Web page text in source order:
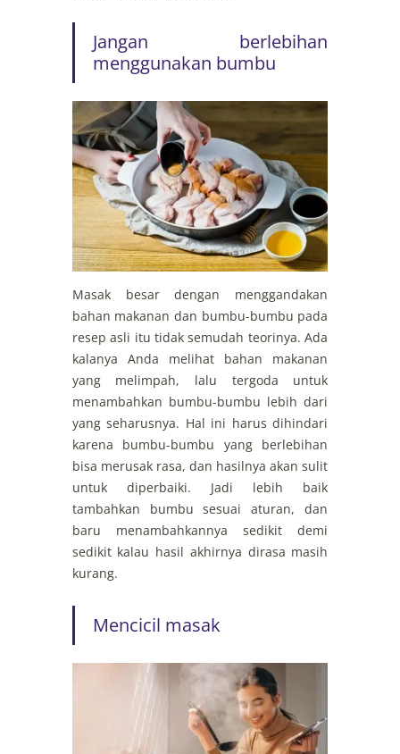
Jangan berlebihan
menggunakan bumbu
Masak besar dengan menggandakan
bahan makanan dan bumbu-bumbu pada
resep asli itu tidak semudah teorinya. Ada
kalanya Anda melihat bahan makanan
yang melimpah, lalu tergoda untuk
menambahkan bumbu-bumbu lebih dari
yang seharusnya. Hal ini harus dihindari
karena bumbu-bumbu yang berlebihan
bisa merusak rasa, dan hasilnya akan sulit
untuk diperbaiki. Jadi lebih baik
tambahkan bumbu sesuai aturan, dan
baru menambahkannya sedikit demi
sedikit kalau hasil akhirnya dirasa masih
kurang.
Mencicil masak